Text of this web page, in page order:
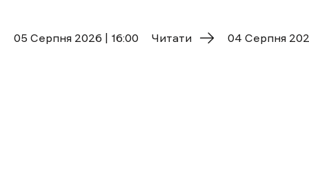
05 Cерпня 2026 | 16:00 Читати 04 Cерпня